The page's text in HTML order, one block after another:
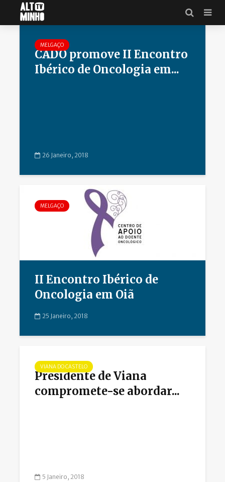
Saúde
MELGAÇO
CADO promove II Encontro
Ibérico de Oncologia em...
26 Janeiro, 2018
MELGAÇO
II Encontro Ibérico de
Oncologia em Oiã
25 Janeiro, 2018
VIANA DO CASTELO
Presidente de Viana
compromete-se abordar...
5 Janeiro, 2018